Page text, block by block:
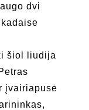
dvi
šiol liudija
įvairiapusė